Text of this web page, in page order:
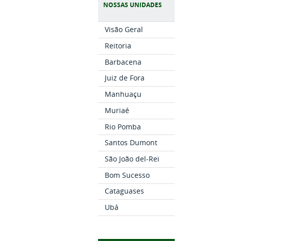
NOSSAS UNIDADES
Visão Geral
Reitoria
Barbacena
Juiz de Fora
Manhuaçu
Muriaé
Rio Pomba
Santos Dumont
São João del-Rei
Bom Sucesso
Cataguases
Ubá